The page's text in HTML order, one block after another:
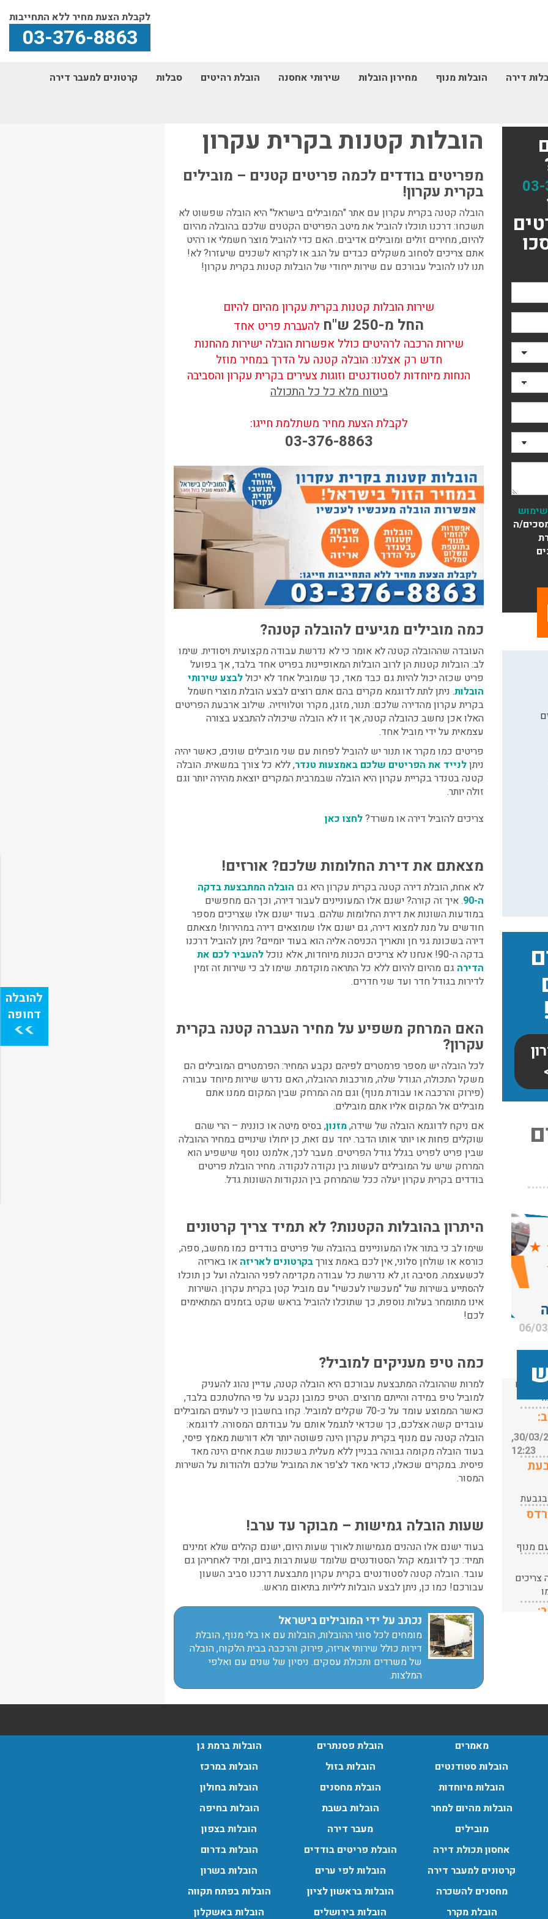
לקבלת הצעת מחיר ללא התחייבות
03-376-8863
דירה הובלות מנוף מחירון הובלות שירותי אחסנה הובלת רהיטים סבלות קרטונים למעבר דירה
ה
אריזה
עודכן לאחרונה: 31/05/2026,
15:42
עודכן לאחרונה: 30/03/2026,
12:23
החל
עם
10:42
מנוף
10:42
אריזה
עודכן לאחרונה: 30/03/2026,
12:23
בגבעת
החל
עם
מנוף
10:42
החל
מנוף
הובלות קטנות בקרית עקרון
מפריטים בודדים לכמה פריטים קטנים – מובילים
בקרית עקרון!
הובלה קטנה בקרית עקרוןעם אתר "המובילים בישראל" היא הובלה שפשוט לא
תשכחו: דרכנו תוכלו להוביל את מיטב הפריטים הקטנים שלכם בהובלה מהיום
להיום, מחירים זולים ומובילים אדיבים. האם כדי להוביל מוצר חשמלי או רהיט
אתם צריכים לסחוב משקלים כבדים על הגב או לקרוא לשכנים שיעזרו? לא!
תנו לנו להוביל עבורכם עם שירות ייחודי של הובלות קטנות בקרית עקרון!
שירות הובלות קטנות בקרית עקרון מהיום להיום
החל מ-250 ש"ח
להעברת פריט אחד
שירות הרכבה לרהיטים כולל אפשרות הובלה ישירות מהחנות
חדש רק אצלנו: הובלה קטנה על הדרך במחיר מוזל
הנחות מיוחדות לסטודנטים וזוגות צעירים בקרית עקרון והסביבה
ביטוח מלא כל כל התכולה
לקבלת הצעת מחיר משתלמת חייגו:
03-376-8863
כמה מובילים מגיעים להובלה קטנה?
העובדה שההובלה קטנה לא אומר כי לא נדרשת עבודה מקצועית ויסודית. שימו
לב: הובלות קטנות הן לרוב הובלות המאופיינות בפריט אחד בלבד, אך בפועל
פריט שכזה יכול להיות גם כבד מאד, כך שמוביל אחד לא יכוללבצע שירותי
הובלות. ניתן לתת לדוגמא מקרים בהם אתם רוצים לבצע הובלת מוצרי חשמל
בקרית עקרוןמהדירה שלכם: תנור, מזגן, מקרר וטלוויזיה. שילוב ארבעת הפריטים
האלו אכן נחשב כהובלה קטנה, אך זו לא הובלה שיכולה להתבצע בצורה
עצמאית על ידי מוביל אחד.
פריטים כמו מקרר או תנור יש להוביל לפחות עם שני מובילים שונים, כאשר יהיה
ניתןלנייד את הפריטים שלכם באמצעות טנדר, ללא כל צורך במשאית. הובלה
קטנה בטנדר בקריית עקרוןהיא הובלה שבמרבית המקרים יוצאת מהירה יותר וגם
זולה יותר.
צריכים להוביל דירה או משרד?לחצו כאן
מצאתם את דירת החלומות שלכם? אורזים!
לא אחת, הובלת דירה קטנה בקרית עקרון היא גם הובלה המתבצעת בדקה
ה-90
. איך זה קורה? ישנם אלו המעוניינים לעבור דירה, וכך הם מחפשים
במודעות השונות את דירת החלומות שלהם. בעוד ישנם אלו שצריכים מספר
חודשים על מנת למצוא דירה, גם ישנם אלו שמוצאים דירה במהירות! מצאתם
דירה בשכונת גני חן ותאריך הכניסה אליה הוא בעוד יומיים? ניתן להוביל דרכנו
בדקה ה-90! אנחנו לא צריכים הכנות מיוחדות, אלא נוכל
להעביר לכם את
הדירה גם מהיום להיום ללא כל התראה מוקדמת. שימו לב כי שירות זה זמין
לדירות בגודל חדר ועד שני חדרים.
האם המרחק משפיע על מחיר העברה קטנה בקרית
עקרון?
לכל הובלה יש מספר פרמטרים לפיהם נקבע המחיר: הפרמטרים המובילים הם
משקל התכולה, הגודל שלה, מורכבות ההובלה, האם נדרש שירות מיוחד עבורה
(פירוק והרכבה או עבודת מנוף) וגם מה המרחק שבין המקום ממנו אתם
מובילים אל המקום אליו אתם מובילים.
אם ניקח לדוגמא הובלה של שידה,מזנון, בסיס מיטה או כוננית – הרי שהם
שוקלים פחות או יותר אותו הדבר. יחד עם זאת, כן יחולו שינויים במחיר ההובלה
שבין פריט לפריט בגלל גודל הפריטים. מעבר לכך, אלמנט נוסף שישפיע הוא
המרחק שיש על המובילים לעשות בין נקודה לנקודה. מחיר הובלת פריטים
בודדים בקרית עקרוןיעלה ככל שהמרחק בין הנקודות השונות גדל.
היתרון בהובלות הקטנות? לא תמיד צריך קרטונים
שימו לב כי בתור אלו המעוניינים בהובלה של פריטים בודדים כמו מחשב, ספה,
כורסא או שולחן סלוני, אין לכם באמת צורךבקרטונים לאריזה או באריזה
לכשעצמה. מסיבה זו, לא נדרשת כל עבודה מקדימה לפני ההובלה ועל כן תוכלו
להסתייע בשירות של "מעכשיו לעכשיו" עם מוביל קטן בקרית עקרון. השירות
אינו מתומחר בעלות נוספת, כך שתוכלו להוביל בראש שקט בזמנים המתאימים
לכם!
כמה טיפ מעניקים למוביל?
למרות שההובלה המתבצעת עבורכם היא הובלה קטנה, עדיין נהוג להעניק
למוביל טיפ במידה והייתם מרוצים. הטיפ כמובן נקבע על פי החלטתכם בלבד,
כאשר הממוצע עומד על כ-70 שקלים למוביל. קחו בחשבון כי לעתים המובילים
עובדים קשה אצלכם, כך שכדאי לתגמל אותם על עבודתם המסורה. לדוגמא:
הובלה קטנה עם מנוף בקרית עקרוןהינה פשוטה יותר ולא דורשת מאמץ פיסי,
בעוד הובלה מקומה גבוהה בבניין ללא מעלית בשכנות שבת אחים הינה מאד
פיסית. במקרים שכאלו, כדאי מאד לצ'פר את המוביל שלכם ולהודות על השירות
המסור.
שעות הובלה גמישות – מבוקר עד ערב!
בעוד ישנם אלו הנהנים מגמישות לאורך שעות היום, ישנם קהלים שלא זמינים
תמיד: כך לדוגמא קהל הסטודנטים שלומד שעות רבות ביום, ומיד לאחריהן גם
עובד. הובלה קטנה לסטודנטים בקרית עקרוןמתבצעת דרכנו סביב השעון
עבורכם! כמו כן, ניתן לבצע הובלות ליליות בתיאום מראש.
נכתב על ידי המובילים בישראל
מומחים לכל סוגי ההובלות, הובלות עם או בלי מנוף, הובלת
דירות כולל שירותי אריזה, פירוק והרכבה בבית הלקוח, הובלה
של משרדים ותכולת עסקים. ניסיון של שנים עם ואלפי
המלצות.
מאמרים
הובלות סטודנטים
הובלות מיוחדות
הובלות מהיום למחר
מובילים
אחסון תכולת דירה
קרטונים למעבר דירה
מחסנים להשכרה
הובלת מקרר
הובלת פסנתרים
הובלות בזול
הובלת מחסנים
הובלות בשבת
מעבר דירה
הובלת פריטים בודדים
הובלות לפי ערים
הובלות בראשון לציון
הובלות בירושלים
הובלות ברמת גן
הובלות במרכז
הובלות בחולון
הובלות בחיפה
הובלות בצפון
הובלות בדרום
הובלות בשרון
הובלות בפתח תקווה
הובלות באשקלון